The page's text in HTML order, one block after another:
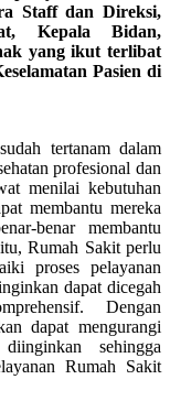
Staff dan Direksi,
Kepala Bidan,
yang ikut terlibat
Pasien di
tertanam dalam
profesional dan
menilai kebutuhan
membantu mereka
benar membantu
Rumah Sakit perlu
proses pelayanan
dapat dicegah
Dengan
dapat mengurangi
sehingga
Rumah Sakit